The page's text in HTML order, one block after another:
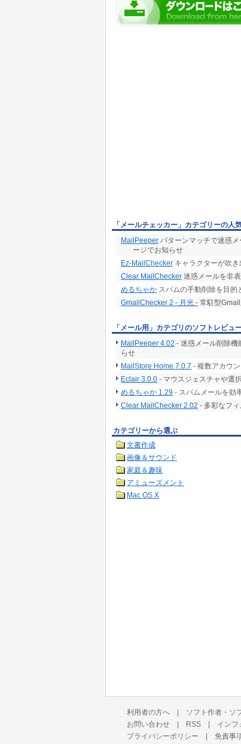
「メールチェッカー」カテゴリーの人
MailPeeper パターンマッチで迷惑
ージでお知らせ
Ez-MailChecker キャラクターが吹
Clear MailChecker 迷惑メールを非
めるちゃか スパムの手動削除を目的
GmailChecker 2 - 月光 - 常駐型
「メール用」カテゴリのソフトレビュ
MailPeeper 4.02 - 迷惑メール削除機
らせ
MailStore Home 7.0.7 - 複数アカウ
Eclair 3.0.0 - マウスジェスチャや選
めるちゃか 1.29 - スパムメールを効
Clear MailChecker 2.02 - 多彩なフ
カテゴリーから選ぶ
文書作成
画像＆サウンド
家庭＆趣味
アミューズメント
Mac OS X
利用者の方へ | ソフト作者・ソ
お問い合わせ | RSS | インフ
プライバシーポリシー | 免責事